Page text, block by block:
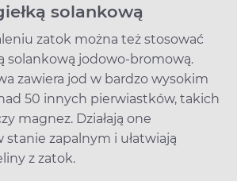
solankową
zatok można też stosować
solankową jodowo-bromową.
zawiera jod w bardzo wysokim
50 innych pierwiastków, takich
magnez. Działają one
zapalnym i ułatwiają
z zatok.